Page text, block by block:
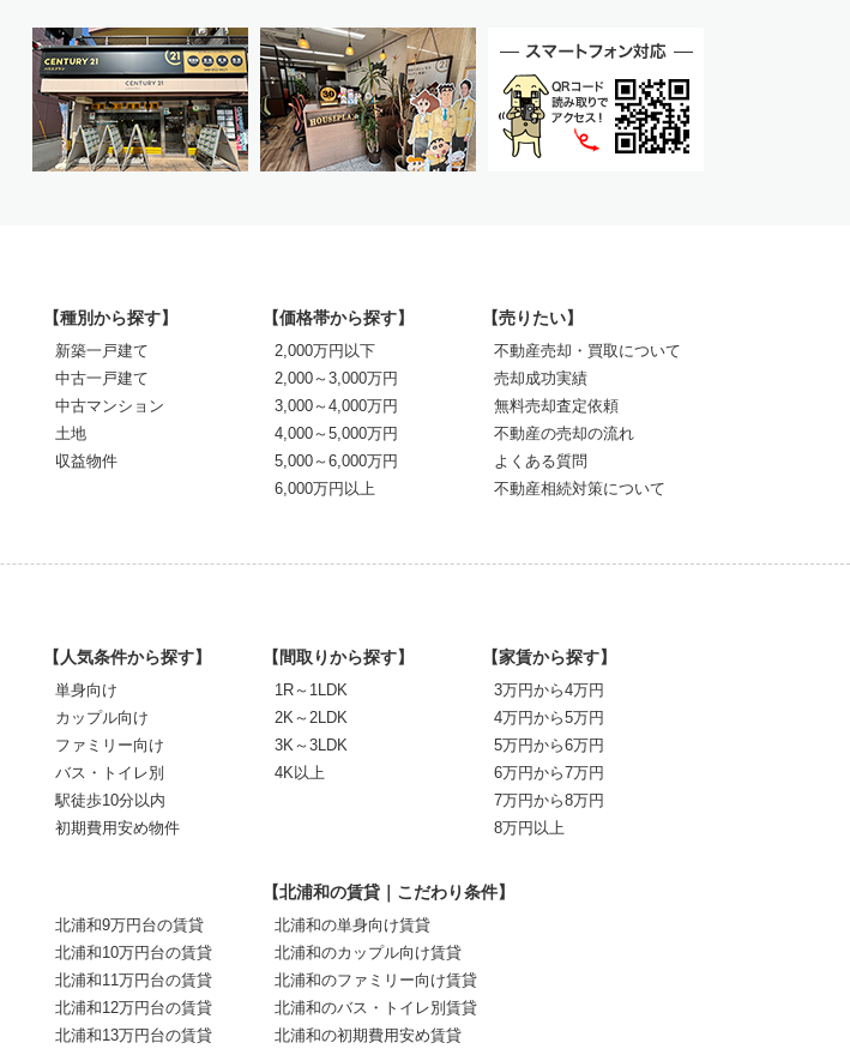
【種別から探す】
新築一戸建て
中古一戸建て
中古マンション
土地
収益物件
【価格帯から探す】
2,000万円以下
2,000～3,000万円
3,000～4,000万円
4,000～5,000万円
5,000～6,000万円
6,000万円以上
【売りたい】
不動産売却・買取について
売却成功実績
無料売却査定依頼
不動産の売却の流れ
よくある質問
不動産相続対策について
【人気条件から探す】
単身向け
カップル向け
ファミリー向け
バス・トイレ別
駅徒歩10分以内
初期費用安め物件
【間取りから探す】
1R～1LDK
2K～2LDK
3K～3LDK
4K以上
【家賃から探す】
3万円から4万円
4万円から5万円
5万円から6万円
6万円から7万円
7万円から8万円
8万円以上
北浦和9万円台の賃貸
北浦和10万円台の賃貸
北浦和11万円台の賃貸
北浦和12万円台の賃貸
北浦和13万円台の賃貸
【北浦和の賃貸｜こだわり条件】
北浦和の単身向け賃貸
北浦和のカップル向け賃貸
北浦和のファミリー向け賃貸
北浦和のバス・トイレ別賃貸
北浦和の初期費用安め賃貸